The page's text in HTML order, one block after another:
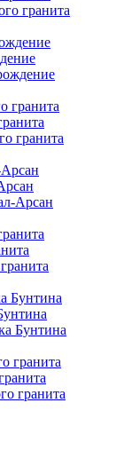
гранита
гранита
гранита
Арсан
Бунтина
Бунтина
гранита
гранита